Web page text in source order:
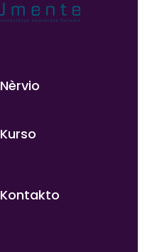
Nèrvio
Kurso
Kontakto